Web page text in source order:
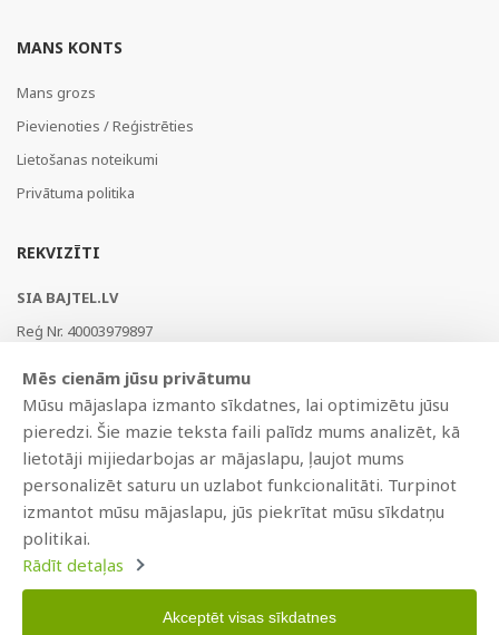
MANS KONTS
Mans grozs
Pievienoties / Reģistrēties
Lietošanas noteikumi
Privātuma politika
REKVIZĪTI
SIA BAJTEL.LV
Reģ Nr. 40003979897
AS Swedbank, HABALV22
LV53HABA0551019240274
Mēs cienām jūsu privātumu
Mūsu mājaslapa izmanto sīkdatnes, lai optimizētu jūsu
pieredzi. Šie mazie teksta faili palīdz mums analizēt, kā
lietotāji mijiedarbojas ar mājaslapu, ļaujot mums
personalizēt saturu un uzlabot funkcionalitāti. Turpinot
izmantot mūsu mājaslapu, jūs piekrītat mūsu sīkdatņu
politikai.
Rādīt detaļas
Akceptēt visas sīkdatnes